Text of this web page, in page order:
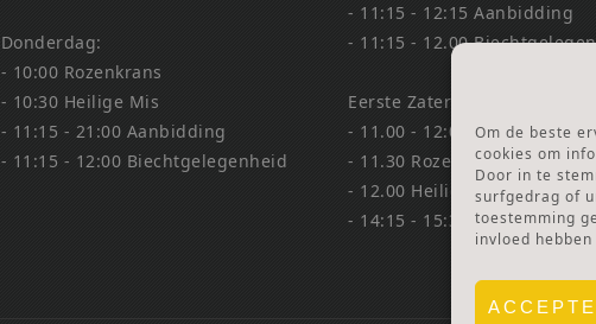
Om de beste
cookies om
Door in te
surfgedrag of
toestemming
invloed
Donderdag:
- 10:00 Rozenkrans
- 10:30 Heilige Mis
- 11:15 - 21:00 Aanbidding
- 11:15 - 12:00 Biechtgelegenheid
- 11:15 - 12:15 Aanbidding
- 11:15 - 12.00
Eerste Zaterdag Bedevaart:
- 11.00 - 12:00
- 11.30 Rozenkrans
- 12.00 Heilige Mis
- 14:15 - 15:30 Aanbidding &